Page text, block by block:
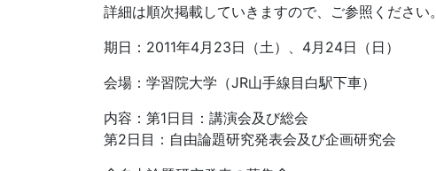
詳細は順次掲載していきますので、ご参照ください。
期日：2011年4月23日（土）、4月24日（日）
会場：学習院大学（JR山手線目白駅下車）
内容：第1日目：講演会及び総会
第2日目：自由論題研究発表会及び企画研究会